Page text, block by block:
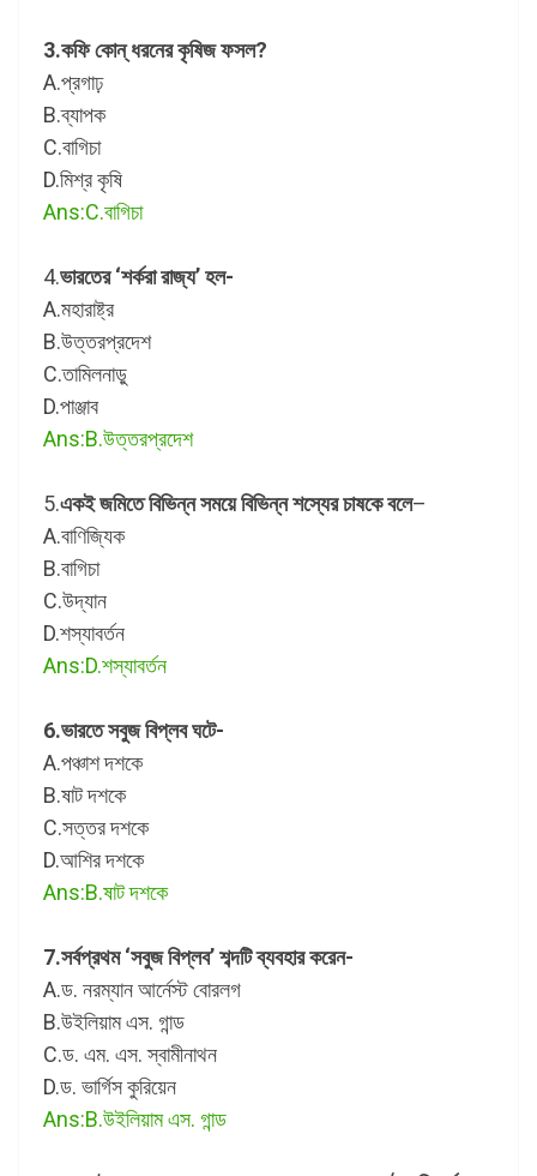
3.কফি কোন্ ধরনের কৃষিজ ফসল?
A.প্রগাঢ়
B.ব্যাপক
C.বাগিচা
D.মিশ্র কৃষি
Ans:C.বাগিচা
4.ভারতের ‘শর্করা রাজ্য’ হল-
A.মহারাষ্ট্র
B.উত্তরপ্রদেশ
C.তামিলনাড়ু
D.পাঞ্জাব
Ans:B.উত্তরপ্রদেশ
5.একই জমিতে বিভিন্ন সময়ে বিভিন্ন শস্যের চাষকে বলে–
A.বাণিজ্যিক
B.বাগিচা
C.উদ্যান
D.শস্যাবর্তন
Ans:D.শস্যাবর্তন
6.ভারতে সবুজ বিপ্লব ঘটে-
A.পঞ্চাশ দশকে
B.ষাট দশকে
C.সত্তর দশকে
D.আশির দশকে
Ans:B.ষাট দশকে
7.সর্বপ্রথম ‘সবুজ বিপ্লব’ শব্দটি ব্যবহার করেন-
A.ড. নরম্যান আর্নেস্ট বোরলগ
B.উইলিয়াম এস. গান্ড
C.ড. এম. এস. স্বামীনাথন
D.ড. ভার্গিস কুরিয়েন
Ans:B.উইলিয়াম এস. গান্ড